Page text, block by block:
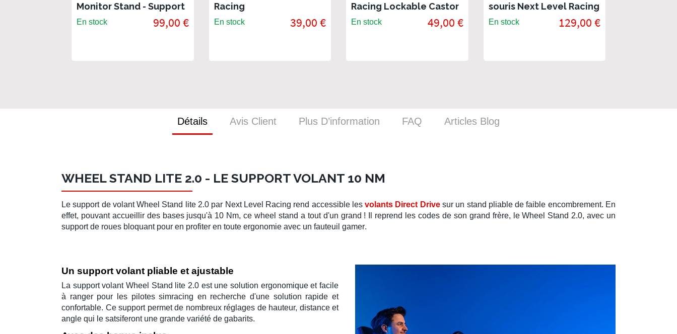
Monitor Stand - Support
écran Next Level Racing
En stock 99,00 €
Racing
En stock 39,00 €
Racing Lockable Castor
Wheels
En stock 49,00 €
souris Next Level Racing
En stock 129,00 €
Détails
WHEEL STAND LITE 2.0 - LE SUPPORT VOLANT 10 NM
Lesupport de volant Wheel Stand lite 2.0par Next Level Racing rend accessible lesvolants Direct Drivesur un stand pliable de faible encombrement. En
effet, pouvant accueillir des bases jusqu'à 10 Nm, cewheel stand a tout d'un grand ! Il reprend les codes de son grand frère, leWheel Stand 2.0, avec un
support de roues bloquant pour en profiter en toute ergonomie avec un fauteuil gamer.
Un support volant pliable et ajustable
La support volant Wheel Stand lite 2.0 est une solution ergonomique et facile
à ranger pour les pilotessimracing en recherche d'une solution rapide et
confortable. Ce support permet de nombreux réglages de hauteur, distance et
angle qui le satsiferont une grande variété de gabarits.
Avis Client Plus D’information FAQ Articles Blog